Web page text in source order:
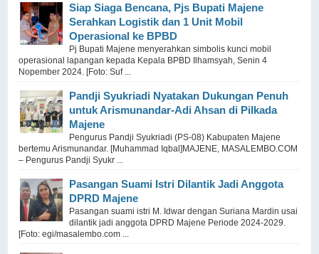
Siap Siaga Bencana, Pjs Bupati Majene
Serahkan Logistik dan 1 Unit Mobil
Operasional ke BPBD
Pj Bupati Majene menyerahkan simbolis kunci mobil
operasional lapangan kepada Kepala BPBD Ilhamsyah, Senin 4
Nopember 2024. [Foto: Suf ...
Pandji Syukriadi Nyatakan Dukungan Penuh
untuk Arismunandar-Adi Ahsan di Pilkada
Majene
Pengurus Pandji Syukriadi (PS-08) Kabupaten Majene
bertemu Arismunandar. [Muhammad Iqbal]MAJENE, MASALEMBO.COM
– Pengurus Pandji Syukr ...
Pasangan Suami Istri Dilantik Jadi Anggota
DPRD Majene
Pasangan suami istri M. Idwar dengan Suriana Mardin usai
dilantik jadi anggota DPRD Majene Periode 2024-2029.
[Foto: egi/masalembo.com ...